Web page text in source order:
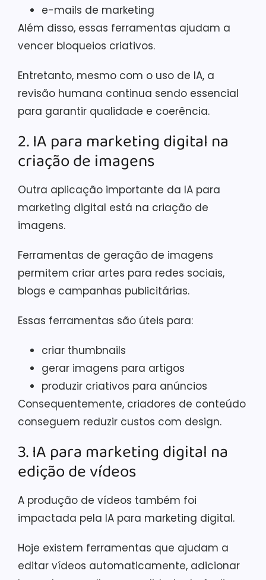
e-mails de marketing
Além disso, essas ferramentas ajudam a
vencer bloqueios criativos.
Entretanto, mesmo com o uso de IA, a
revisão humana continua sendo essencial
para garantir qualidade e coerência.
2. IA para marketing digital na
criação de imagens
Outra aplicação importante da IA para
marketing digital está na criação de
imagens.
Ferramentas de geração de imagens
permitem criar artes para redes sociais,
blogs e campanhas publicitárias.
Essas ferramentas são úteis para:
criar thumbnails
gerar imagens para artigos
produzir criativos para anúncios
Consequentemente, criadores de conteúdo
conseguem reduzir custos com design.
3. IA para marketing digital na
edição de vídeos
A produção de vídeos também foi
impactada pela IA para marketing digital.
Hoje existem ferramentas que ajudam a
editar vídeos automaticamente, adicionar